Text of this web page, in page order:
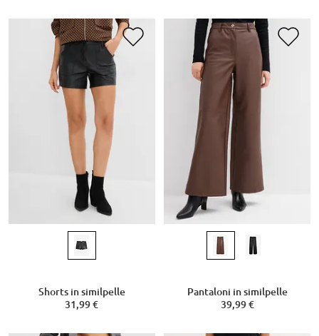
Shorts in similpelle
31,99 €
Pantaloni in similpelle
39,99 €